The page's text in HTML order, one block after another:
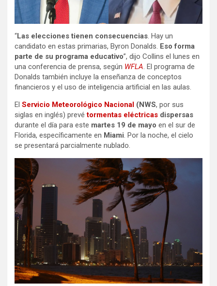
“Las elecciones tienen consecuencias. Hay un
candidato en estas primarias, Byron Donalds. Eso forma
parte de su programa educativo”, dijo Collins el lunes en
una conferencia de prensa, según WFLA. El programa de
Donalds también incluye la enseñanza de conceptos
financieros y el uso de inteligencia artificial en las aulas.
El Servicio Meteorológico Nacional (NWS, por sus
siglas en inglés) prevétormentas eléctricas dispersas
durante el día para este martes 19 de mayo en el sur de
Florida, específicamente en Miami. Por la noche, el cielo
se presentará parcialmente nublado.